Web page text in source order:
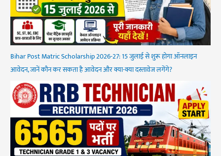
Bihar Post Matric Scholarship 2026-27: 15 जुलाई से शुरू होगा ऑनलाइन
आवेदन, जानें कौन कर सकता है आवेदन और क्या-क्या दस्तावेज लगेंगे?